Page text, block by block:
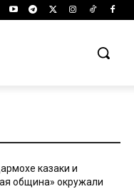
казаки и
община» окружали